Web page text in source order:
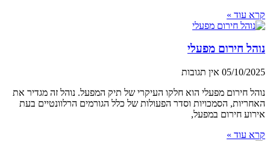
קרא עוד »
נוהל חירום מפעלי
05/10/2025 אין תגובות
נוהל חירום מפעלי הוא חלקו העיקרי של תיק המפעל. נוהל זה מגדיר את
האחריות, הסמכויות וסדר הפעולות של כלל הגורמים הרלוונטיים בעת
אירוע חירום במפעל,
קרא עוד »